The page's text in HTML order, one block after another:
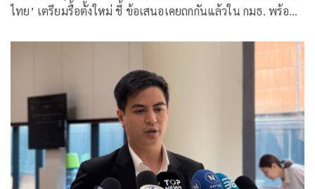
ไทย’ เตรียมรื้อตั้งใหม่ ชี้ ข้อเสนอเคยถกกันแล้วใน กมธ. พร้อม